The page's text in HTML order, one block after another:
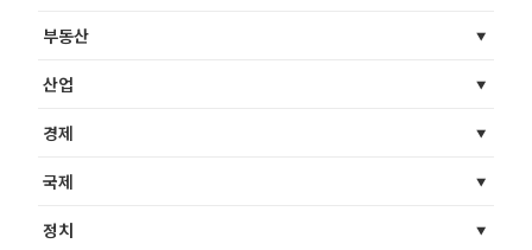
부동산
산업
경제
국제
정치